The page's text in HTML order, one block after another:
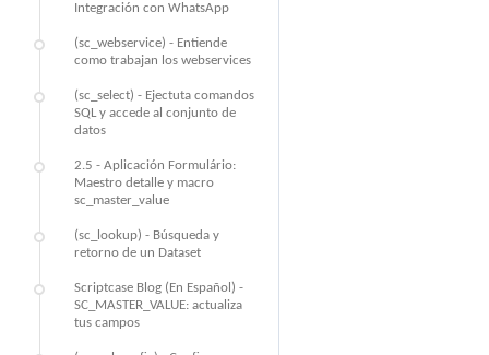
Integración con WhatsApp
(sc_webservice) - Entiende
como trabajan los webservices
(sc_select) - Ejectuta comandos
SQL y accede al conjunto de
datos
2.5 - Aplicación Formulário:
Maestro detalle y macro
sc_master_value
(sc_lookup) - Búsqueda y
retorno de un Dataset
Scriptcase Blog (En Español) -
SC_MASTER_VALUE: actualiza
tus campos